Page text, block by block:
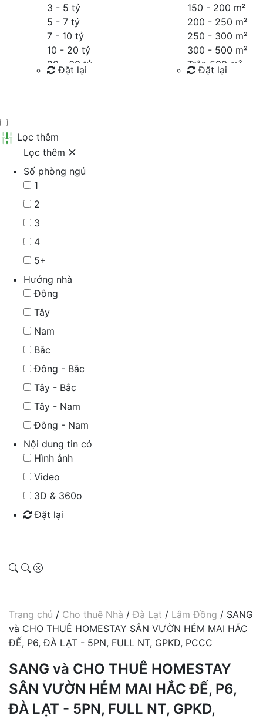
3 - 5 tỷ
5 - 7 tỷ
7 - 10 tỷ
10 - 20 tỷ
20 - 30 tỷ
30 - 40 tỷ
Đặt lại
150 - 200 m²
200 - 250 m²
250 - 300 m²
300 - 500 m²
Trên 500 m²
Đặt lại
Lọc thêm
Lọc thêm
Số phòng ngủ
1
2
3
4
5+
Hướng nhà
Đông
Tây
Nam
Bắc
Đông - Bắc
Tây - Bắc
Tây - Nam
Đông - Nam
Nội dung tin có
Hình ảnh
Video
3D & 360o
Đặt lại
Trang chủ / Cho thuê Nhà / Đà Lạt / Lâm Đồng / SANG
và CHO THUÊ HOMESTAY SÂN VƯỜN HẺM MAI HẮC
ĐẾ, P6, ĐÀ LẠT - 5PN, FULL NT, GPKD, PCCC
SANG và CHO THUÊ HOMESTAY
SÂN VƯỜN HẺM MAI HẮC ĐẾ, P6,
ĐÀ LẠT - 5PN, FULL NT, GPKD,